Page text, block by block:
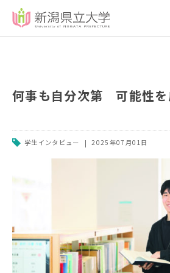
何事も自分次第 可能性を
学生インタビュー 2025年07月01日